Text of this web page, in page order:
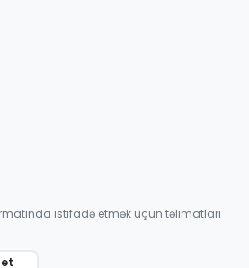
istifadə etmək üçün təlimatları